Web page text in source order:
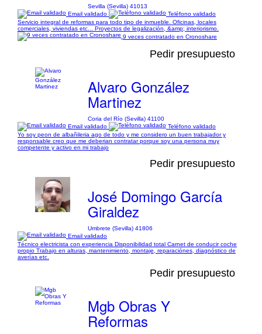
Sevilla (Sevilla) 41013
Email validado
Teléfono validado
Servicio integral de reformas para todo tipo de inmueble. Oficinas, locales
comerciales, viviendas etc... Proyectos de legalización, &amp; interiorismo.
9 veces contratado en Cronoshare
Pedir presupuesto
Alvaro González
Martinez
Coria del Río (Sevilla) 41100
Email validado
Teléfono validado
Yo soy peon de albañileria ago de todo y me considero un buen trabajador y
responsable creo que me deberian contratar porque soy una persona muy
competente y activo en mi trabajo
Pedir presupuesto
José Domingo García
Giraldez
Umbrete (Sevilla) 41806
Email validado
Técnico electricista con experiencia Disponibilidad total Carnet de conducir coche
propio Trabajo en alturas, mantenimiento, montaje, reparaciónes, diagnóstico de
averías etc.
Pedir presupuesto
Mgb Obras Y
Reformas